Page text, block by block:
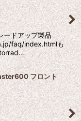
ードアップ製品
faq/index.htmlも
フロント